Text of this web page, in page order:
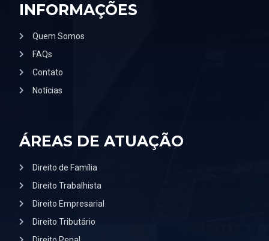
ÁREAS DE ATUAÇÃO
Direito de Família
Direito Trabalhista
Direito Empresarial
Direito Tributário
INFORMAÇÕES
Quem Somos
FAQs
Contato
Notícias